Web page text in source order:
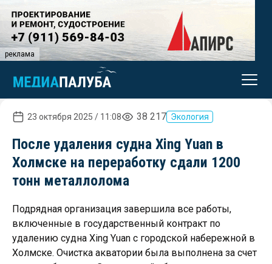
реклама
23 октября 2025 / 11:08 38 217 Экология
После удаления судна Xing Yuan в
Холмске на переработку сдали 1200
тонн металлолома
Подрядная организация завершила все работы,
включенные в государственный контракт по
удалению судна Xing Yuan с городской набережной в
Холмске. Очистка акватории была выполнена за счет